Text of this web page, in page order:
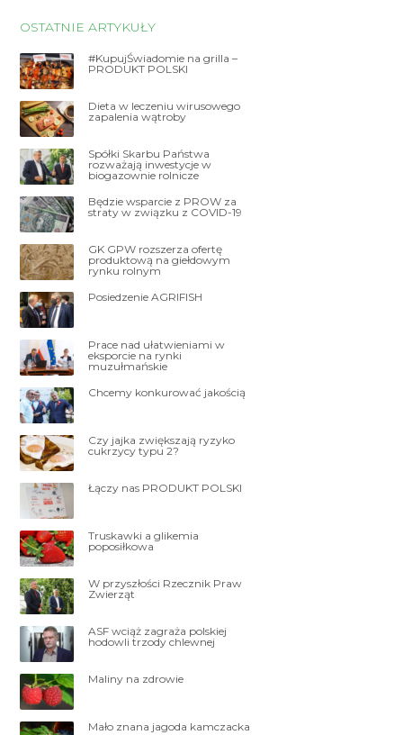
OSTATNIE ARTYKUŁY
#KupujŚwiadomie na grilla –
PRODUKT POLSKI
Dieta w leczeniu wirusowego
zapalenia wątroby
Spółki Skarbu Państwa
rozważają inwestycje w
biogazownie rolnicze
Będzie wsparcie z PROW za
straty w związku z COVID-19
GK GPW rozszerza ofertę
produktową na giełdowym
rynku rolnym
Posiedzenie AGRIFISH
Prace nad ułatwieniami w
eksporcie na rynki
muzułmańskie
Chcemy konkurować jakością
Czy jajka zwiększają ryzyko
cukrzycy typu 2?
Łączy nas PRODUKT POLSKI
Truskawki a glikemia
poposiłkowa
W przyszłości Rzecznik Praw
Zwierząt
ASF wciąż zagraża polskiej
hodowli trzody chlewnej
Maliny na zdrowie
Mało znana jagoda kamczacka